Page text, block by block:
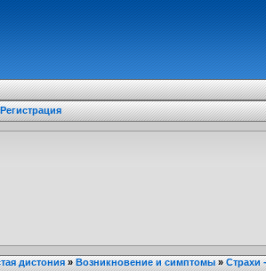
Регистрация
дистония»Возникновение и симптомы»Страхи